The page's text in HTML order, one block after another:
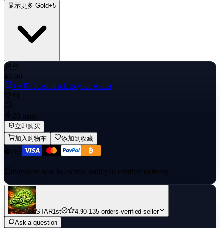
显示更多 Gold+5
总价
¥6.90
+≈ ¥0.3cash back to your wallet
交付
20 mins
立即购买
加入购物车
添加到收藏
Payment held in escrow until you confirm delivery
STAR1st 4.90·135 orders·verified seller
Ask a question